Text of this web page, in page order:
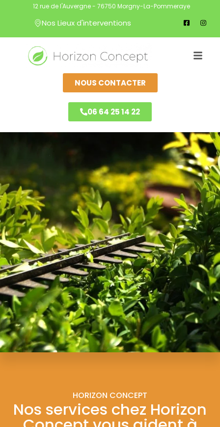
12 rue de l'Auvergne - 76750 Morgny-La-Pommeraye
Nos Lieux d'interventions
NOUS CONTACTER
06 64 25 14 22
HORIZON CONCEPT
Nos services chez Horizon